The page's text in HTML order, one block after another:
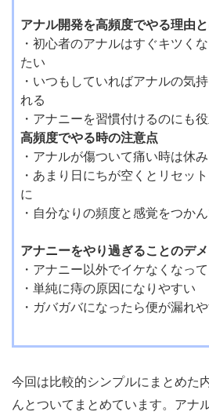
アナル開発を高頻度でやる理由と
・初心者のアナルはすぐキツく
たい
・いつもしていればアナルの気
れる
・アナニーを習慣付けるのにも
高頻度でやる時の注意点
・アナルが傷ついて痛い時は休
・あまり日にちが空くとリセッ
に
・自分なりの頻度と感覚をつか
アナニーをやり過ぎることのデ
・アナニー以外でイケなくなっ
・単純に痔の原因になりやすい
・ガバガバになったら便が漏れ
今回は比較的シンプルにまとめた
んとついてまとめています。アナ